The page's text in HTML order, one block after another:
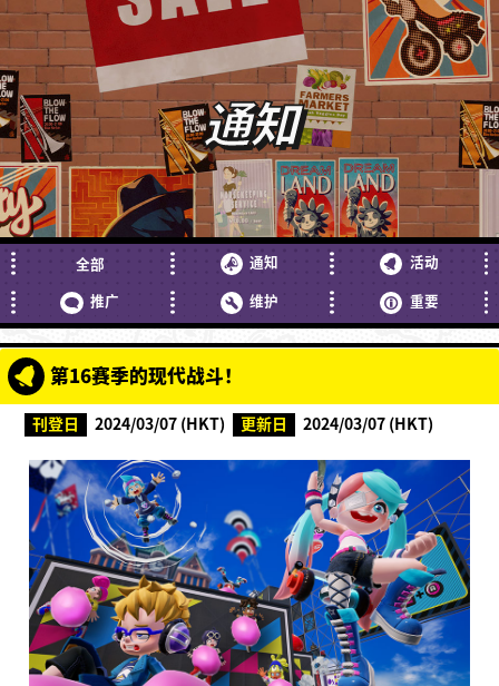
通知
全部 通知
活动
推广
维护 重要
第16赛季的现代战斗！
刊登日 2024/03/07 (HKT) 更新日 2024/03/07 (HKT)